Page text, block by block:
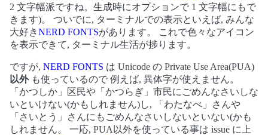
2 文字幅派ですね。生成時にオプションで 1 文字幅にもで
きます)。 ついでに, ターミナルでの表示といえば, みんな
大好きNERD FONTSがあります。 これで色々なアイコン
を表示できて, ターミナル生活が捗ります。
ですが, NERD FONTS は Unicode の Private Use Area(PUA)
以外も使っているので 例えば, 異体字が使えません。
「かつしか」区民や「かつらぎ」市民にごめんなさいしな
いといけない(かもしれません)し, 「わたなべ」さんや
「さいとう」さんにもごめんなさいしないといない(かも
しれません。 一応, PUA以外を使っている事は issue に上